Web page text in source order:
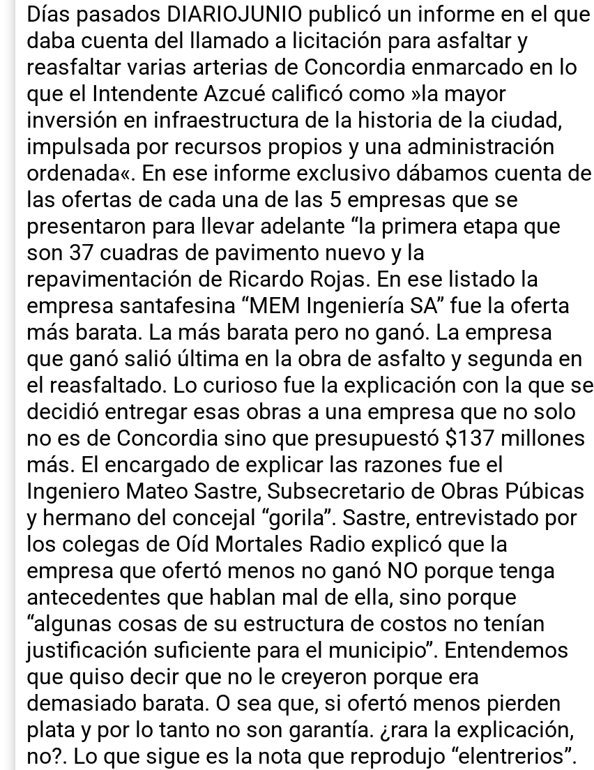
Días pasados DIARIOJUNIO publicó un informe en el que
daba cuenta del llamado a licitación para asfaltar y
reasfaltar varias arterias de Concordia enmarcado en lo
que el Intendente Azcué calificó como »la mayor
inversión en infraestructura de la historia de la ciudad,
impulsada por recursos propios y una administración
ordenada«. En ese informe exclusivo dábamos cuenta de
las ofertas de cada una de las 5 empresas que se
presentaron para llevar adelante “la primera etapa que
son 37 cuadras de pavimento nuevo y la
repavimentación de Ricardo Rojas. En ese listado la
empresa santafesina “MEM Ingeniería SA” fue la oferta
más barata. La más barata pero no ganó. La empresa
que ganó salió última en la obra de asfalto y segunda en
el reasfaltado. Lo curioso fue la explicación con la que se
decidió entregar esas obras a una empresa que no solo
no es de Concordia sino que presupuestó $137 millones
más. El encargado de explicar las razones fue el
Ingeniero Mateo Sastre, Subsecretario de Obras Púbicas
y hermano del concejal “gorila”. Sastre, entrevistado por
los colegas de Oíd Mortales Radio explicó que la
empresa que ofertó menos no ganó NO porque tenga
antecedentes que hablan mal de ella, sino porque
“algunas cosas de su estructura de costos no tenían
justificación suficiente para el municipio”. Entendemos
que quiso decir que no le creyeron porque era
demasiado barata. O sea que, si ofertó menos pierden
plata y por lo tanto no son garantía. ¿rara la explicación,
no?. Lo que sigue es la nota que reprodujo “elentrerios”.